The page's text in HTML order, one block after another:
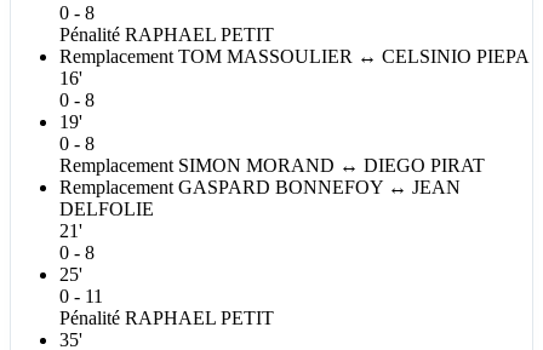
0 - 8
Pénalité RAPHAEL PETIT
Remplacement TOM MASSOULIER ↔ CELSINIO PIEPA
16'
0 - 8
19'
0 - 8
Remplacement SIMON MORAND ↔ DIEGO PIRAT
Remplacement GASPARD BONNEFOY ↔ JEAN
DELFOLIE
21'
0 - 8
25'
0 - 11
Pénalité RAPHAEL PETIT
35'